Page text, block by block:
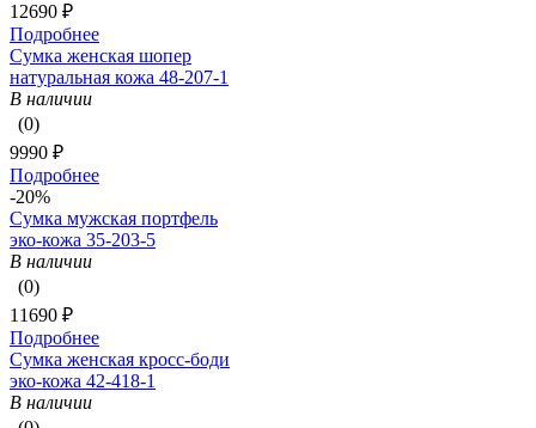
12690 ₽
Подробнее
Сумка женская шопер
натуральная кожа 48-207-1
В наличии
(0)
9990 ₽
Подробнее
-20%
Сумка мужская портфель
эко-кожа 35-203-5
В наличии
(0)
11690 ₽
Подробнее
Сумка женская кросс-боди
эко-кожа 42-418-1
В наличии